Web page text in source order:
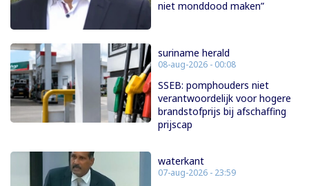
niet monddood maken”
suriname herald
08-aug-2026 - 00:08
SSEB: pomphouders niet
verantwoordelijk voor hogere
brandstofprijs bij afschaffing
prijscap
waterkant
07-aug-2026 - 23:59